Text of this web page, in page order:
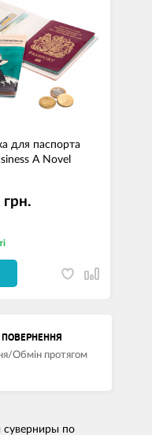
для паспорта
A Novel
Обмін протягом
суверниры по